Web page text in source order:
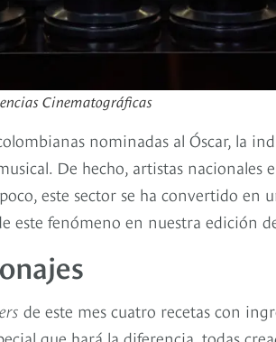
Cinematográficas
nominadas al Óscar, la
De hecho, artistas nacionales
este sector se ha convertido en
este fenómeno en nuestra edición
de este mes cuatro recetas con
que hará la diferencia, todas